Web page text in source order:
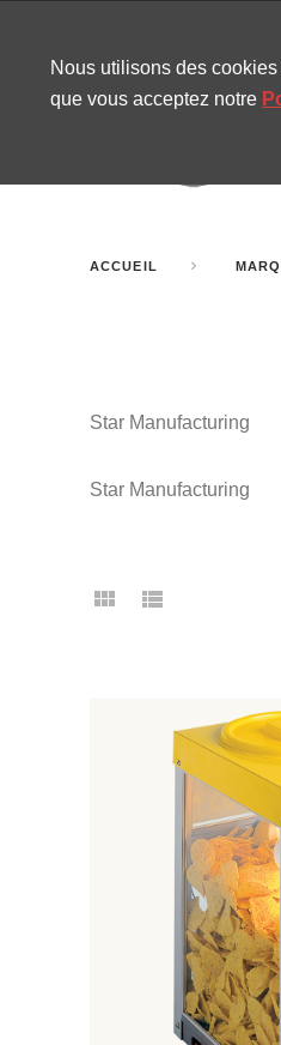
ACCUEIL
Star Manufacturing
Star Manufacturing
Nous utilisons des
que vous acceptez notre